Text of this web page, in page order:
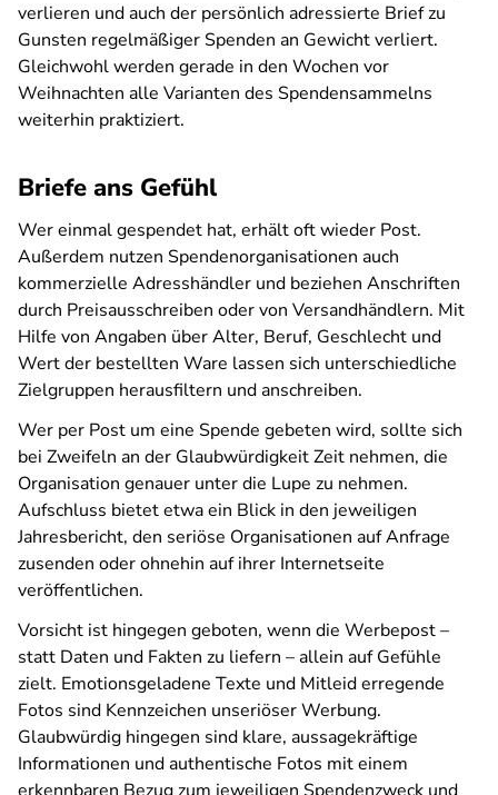
verlieren und auch der persönlich adressierte Brief zu
Gunsten regelmäßiger Spenden an Gewicht verliert.
Gleichwohl werden gerade in den Wochen vor
Weihnachten alle Varianten des Spendensammelns
weiterhin praktiziert.
Briefe ans Gefühl
Wer einmal gespendet hat, erhält oft wieder Post.
Außerdem nutzen Spendenorganisationen auch
kommerzielle Adresshändler und beziehen Anschriften
durch Preisausschreiben oder von Versandhändlern. Mit
Hilfe von Angaben über Alter, Beruf, Geschlecht und
Wert der bestellten Ware lassen sich unterschiedliche
Zielgruppen herausfiltern und anschreiben.
Wer per Post um eine Spende gebeten wird, sollte sich
bei Zweifeln an der Glaubwürdigkeit Zeit nehmen, die
Organisation genauer unter die Lupe zu nehmen.
Aufschluss bietet etwa ein Blick in den jeweiligen
Jahresbericht, den seriöse Organisationen auf Anfrage
zusenden oder ohnehin auf ihrer Internetseite
veröffentlichen.
Vorsicht ist hingegen geboten, wenn die Werbepost –
statt Daten und Fakten zu liefern – allein auf Gefühle
zielt. Emotionsgeladene Texte und Mitleid erregende
Fotos sind Kennzeichen unseriöser Werbung.
Glaubwürdig hingegen sind klare, aussagekräftige
Informationen und authentische Fotos mit einem